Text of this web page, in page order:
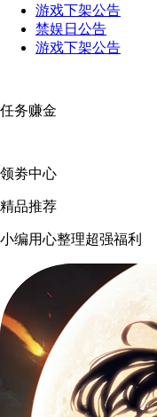
游戏下架公告
禁娱日公告
游戏下架公告
任务赚金
领劵中心
精品推荐
小编用心整理超强福利